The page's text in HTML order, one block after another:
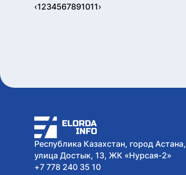
‹1234567891011›
Республика Казахстан, город Астана,
улица Достык, 13, ЖК «Нурсая-2»
+7 778 240 35 10